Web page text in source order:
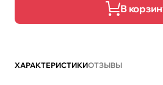
В
ХАРАКТЕРИСТИКИОТЗЫВЫ